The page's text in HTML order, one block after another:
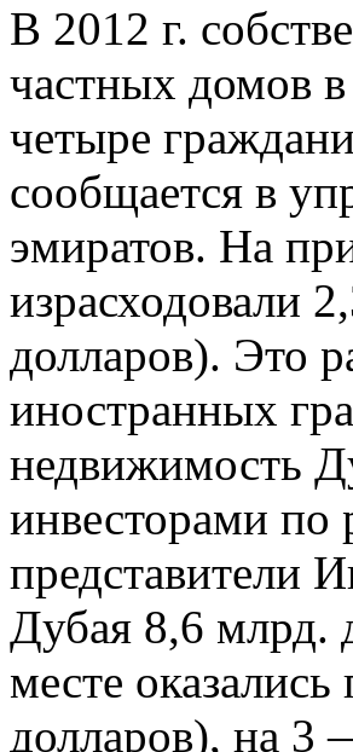
В 2012 г.
частных домов
четыре
сообщается в
эмиратов. На
израсходовали
долларов). Это
иностранных
недвижимость
инвесторами по
представители
Дубая 8,6 млрд.
месте
долларов), на 3